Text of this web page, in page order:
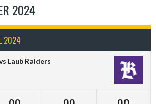
2024
2024
Laub Raiders